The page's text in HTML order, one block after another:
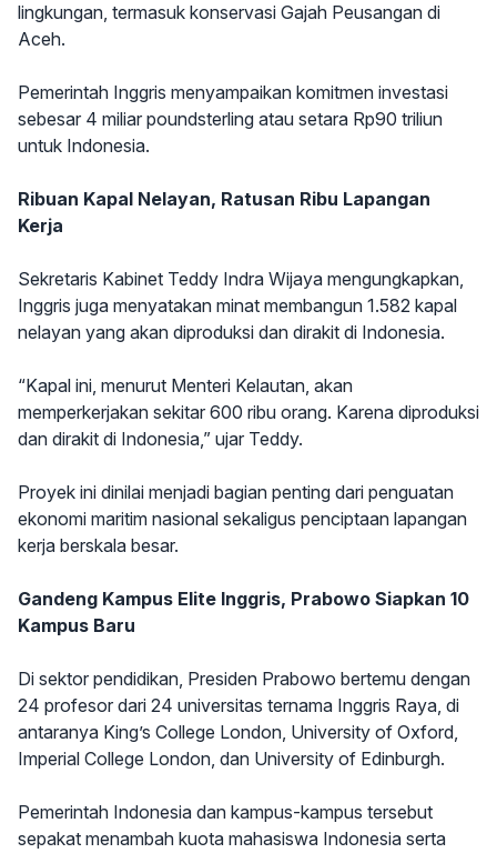
lingkungan, termasuk konservasi Gajah Peusangan di
Aceh.
Pemerintah Inggris menyampaikan komitmen investasi
sebesar 4 miliar poundsterling atau setara Rp90 triliun
untuk Indonesia.
Ribuan Kapal Nelayan, Ratusan Ribu Lapangan
Kerja
Sekretaris Kabinet Teddy Indra Wijaya mengungkapkan,
Inggris juga menyatakan minat membangun 1.582 kapal
nelayan yang akan diproduksi dan dirakit di Indonesia.
“Kapal ini, menurut Menteri Kelautan, akan
memperkerjakan sekitar 600 ribu orang. Karena diproduksi
dan dirakit di Indonesia,” ujar Teddy.
Proyek ini dinilai menjadi bagian penting dari penguatan
ekonomi maritim nasional sekaligus penciptaan lapangan
kerja berskala besar.
Gandeng Kampus Elite Inggris, Prabowo Siapkan 10
Kampus Baru
Di sektor pendidikan, Presiden Prabowo bertemu dengan
24 profesor dari 24 universitas ternama Inggris Raya, di
antaranya King’s College London, University of Oxford,
Imperial College London, dan University of Edinburgh.
Pemerintah Indonesia dan kampus-kampus tersebut
sepakat menambah kuota mahasiswa Indonesia serta